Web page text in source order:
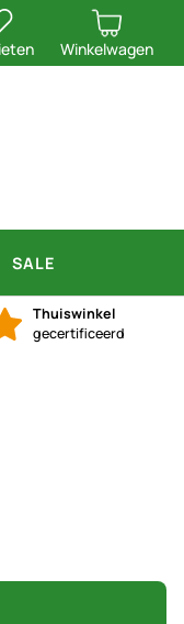
Winkelwagen
SALE
Thuiswinkel
gecertificeerd